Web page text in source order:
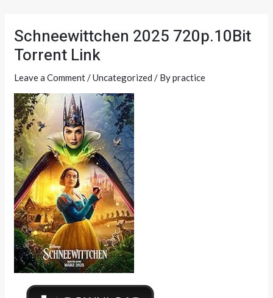
contentSchneewittchen 2025 720p.10Bit
Torrent Link
Leave a Comment/Uncategorized / Bypractice